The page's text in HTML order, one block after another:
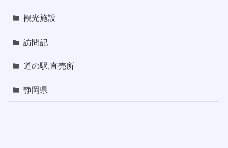
観光施設
訪問記
道の駅,直売所
静岡県